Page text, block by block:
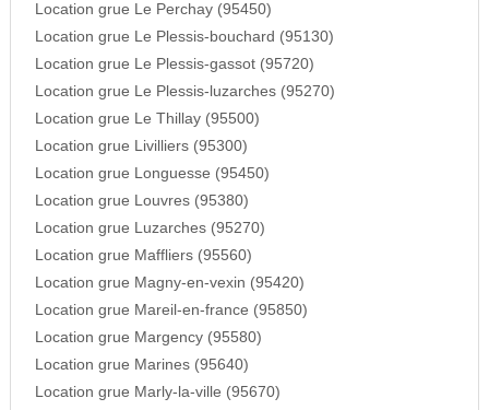
Location grue Le Perchay (95450)
Location grue Le Plessis-bouchard (95130)
Location grue Le Plessis-gassot (95720)
Location grue Le Plessis-luzarches (95270)
Location grue Le Thillay (95500)
Location grue Livilliers (95300)
Location grue Longuesse (95450)
Location grue Louvres (95380)
Location grue Luzarches (95270)
Location grue Maffliers (95560)
Location grue Magny-en-vexin (95420)
Location grue Mareil-en-france (95850)
Location grue Margency (95580)
Location grue Marines (95640)
Location grue Marly-la-ville (95670)